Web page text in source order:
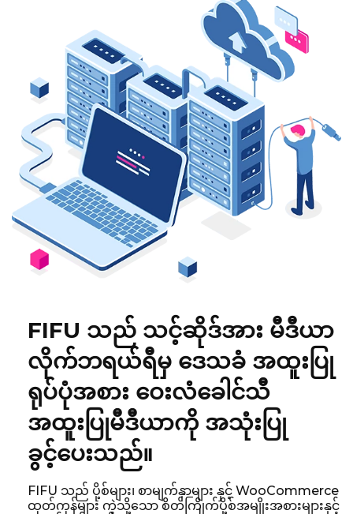
FIFU သည် သင့်ဆိုဒ်အား မီဒီယာ
လိုက်ဘရယ်ရီမှ ဒေသခံ အထူးပြု
ရုပ်ပုံအစား ဝေးလံခေါင်သီ
အထူးပြုမီဒီယာကို အသုံးပြု
ခွင့်ပေးသည်။
FIFU သည် ပို့စ်များ၊ စာမျက်နှာများ နှင့် WooCommerce
ထုတ်ကုန်များ ကဲ့သို့သော စိတ်ကြိုက်ပို့စ်အမျိုးအစားများနှင့်